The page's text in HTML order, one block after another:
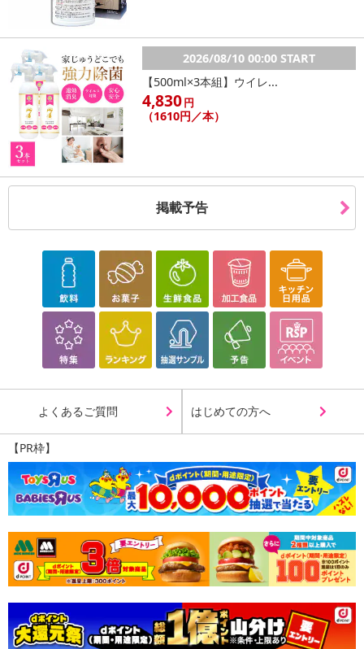
発送日カレンダー
その他共通および商品カテゴリー別注意事項（※必ずご確認くだ
こちらの情報は2026年07月09日時点での情報となります。
2026/08/10 00:00 START
【500ml×3本組】ウイレ...
4,830円
（1610円／本）
掲載予告
よくあるご質問 はじめての方へ
【PR枠】